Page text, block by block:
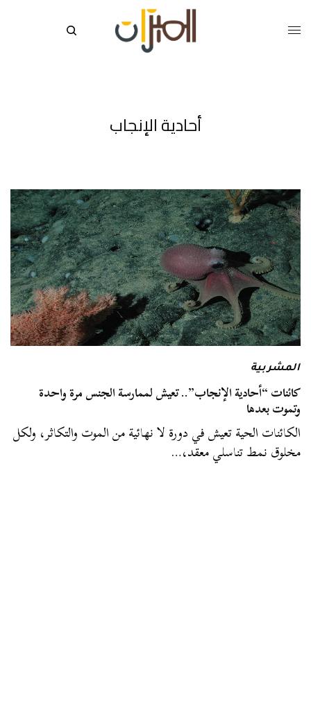
أحادية الإنجاب
المشربية
كائنات “أحادية الإنجاب”.. تعيش لممارسة الجنس مرة واحدة
وتموت بعدها
الكائنات الحية تعيش في دورة لا نهائية من الموت والتكاثر، ولكل
مخلوق نمط تناسلي معقد،…